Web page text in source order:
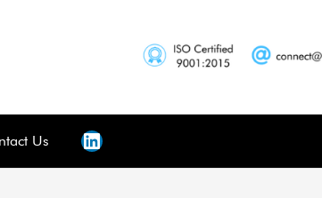
Us